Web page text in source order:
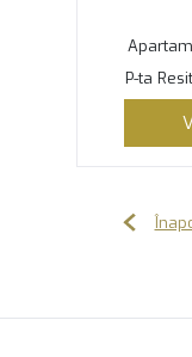
P-ta